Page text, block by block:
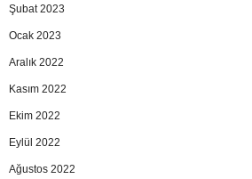
Şubat 2023
Ocak 2023
Aralık 2022
Kasım 2022
Ekim 2022
Eylül 2022
Ağustos 2022